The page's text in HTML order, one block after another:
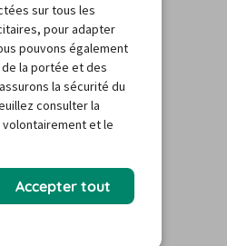
road
ce
à la
À
sur tous les
pour adapter
pouvons également
la portée et des
la sécurité du
consulter la
volontairement et le
Accepter tout